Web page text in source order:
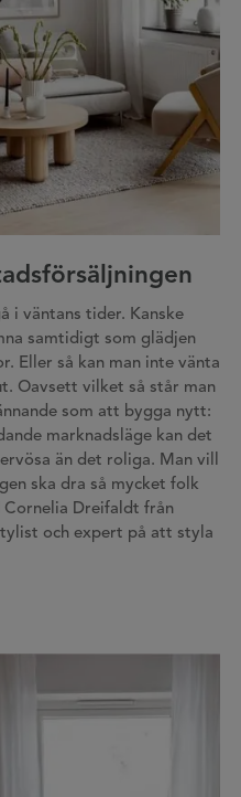
i väntans tider. Kanske
samtidigt som glädjen
Eller så kan man inte vänta
Oavsett vilket så står man
som att bygga nytt:
marknadsläge kan det
än det roliga. Man vill
ska dra så mycket folk
Dreifaldt från
och expert på att styla